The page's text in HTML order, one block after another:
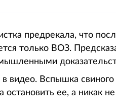
предрекала, что
только ВОЗ.
видео. Вспышка
ее, а никак не